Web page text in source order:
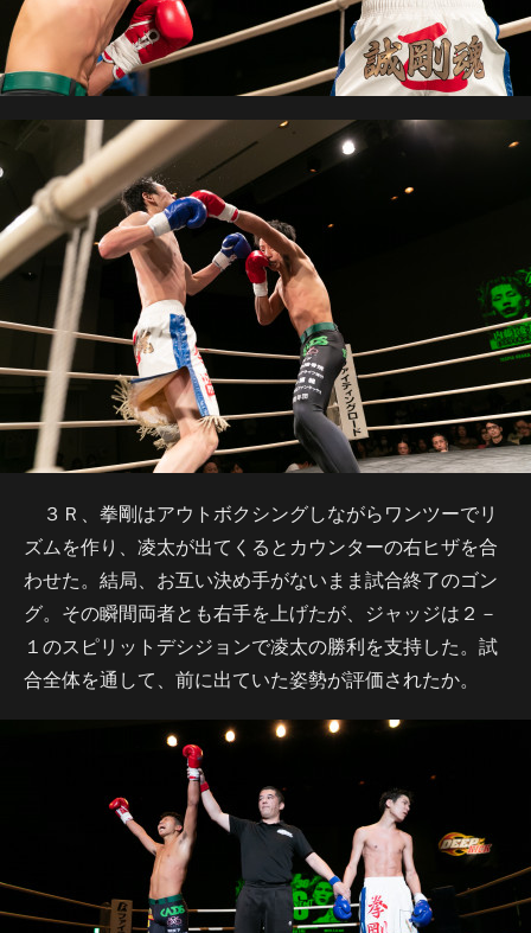
３Ｒ、拳剛はアウトボクシングしながらワンツーでリ
ズムを作り、凌太が出てくるとカウンターの右ヒザを合
わせた。結局、お互い決め手がないまま試合終了のゴン
グ。その瞬間両者とも右手を上げたが、ジャッジは２－
１のスピリットデシジョンで凌太の勝利を支持した。試
合全体を通して、前に出ていた姿勢が評価されたか。